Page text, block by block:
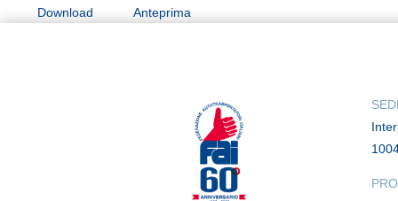
Download Anteprima